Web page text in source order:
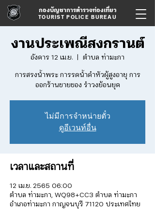
กองบัญชาการตำรวจท่องเที่ยว
TOURIST POLICE BUREAU
งานประเพณีสงกรานต์
อังคาร 12 เม.ย. ตำบล ท่ามะกา
การสรงน้ำพระ การรดน้ำดำหัวผู้สูงอายุ การ
ออกร้านขายของ รำวงย้อนยุค
ไม่มีการจำหน่ายตั๋ว
ดูอีเวนท์อื่น
เวลาและสถานที่
12 เม.ย. 2565 06:00
ตำบล ท่ามะกา, WQ98+CC3 ตำบล ท่ามะกา
อำเภอท่ามะกา กาญจนบุรี 71120 ประเทศไทย